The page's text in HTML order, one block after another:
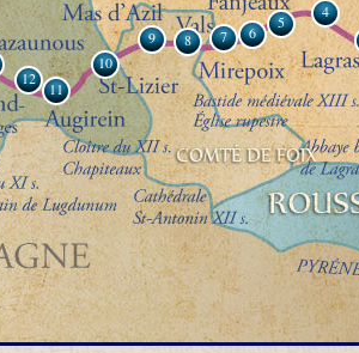
4
5
6
7
8
9
10
11
12